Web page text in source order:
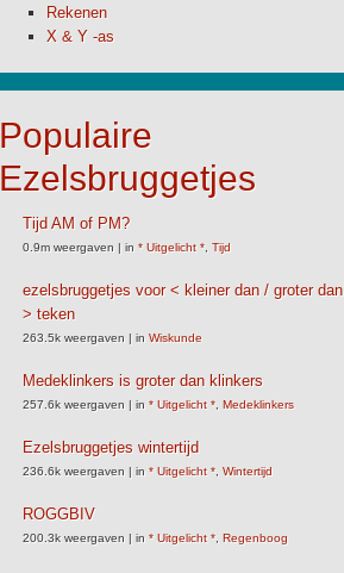
Rekenen
X & Y -as
Populaire
Ezelsbruggetjes
Tijd AM of PM?
0.9m weergaven | in * Uitgelicht *, Tijd
ezelsbruggetjes voor < kleiner dan / groter dan
> teken
263.5k weergaven | in Wiskunde
Medeklinkers is groter dan klinkers
257.6k weergaven | in * Uitgelicht *, Medeklinkers
Ezelsbruggetjes wintertijd
236.6k weergaven | in * Uitgelicht *, Wintertijd
ROGGBIV
200.3k weergaven | in * Uitgelicht *, Regenboog